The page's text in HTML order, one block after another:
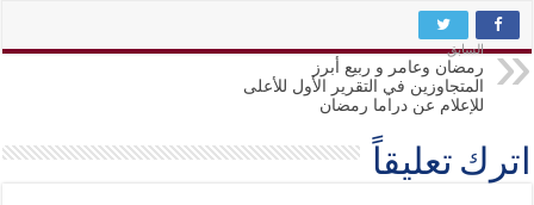
السابق
رمضان وعامر و ربيع أبرز
المتجاوزين في التقرير الأول للأعلى
للإعلام عن دراما رمضان
اترك تعليقاً